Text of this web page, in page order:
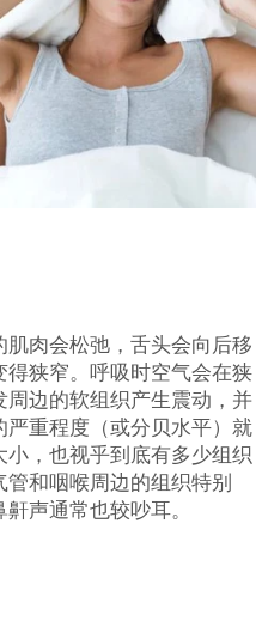
肉会松弛，舌头会向后移
狭窄。呼吸时空气会在狭
边的软组织产生震动，并
重程度（或分贝水平）就
，也视乎到底有多少组织
和咽喉周边的组织特别
声通常也较吵耳。